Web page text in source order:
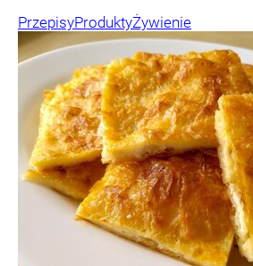
PrzepisyProduktyŻywienie